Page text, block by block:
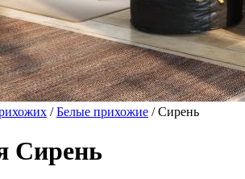
/Белые прихожие / Сирень
Сирень